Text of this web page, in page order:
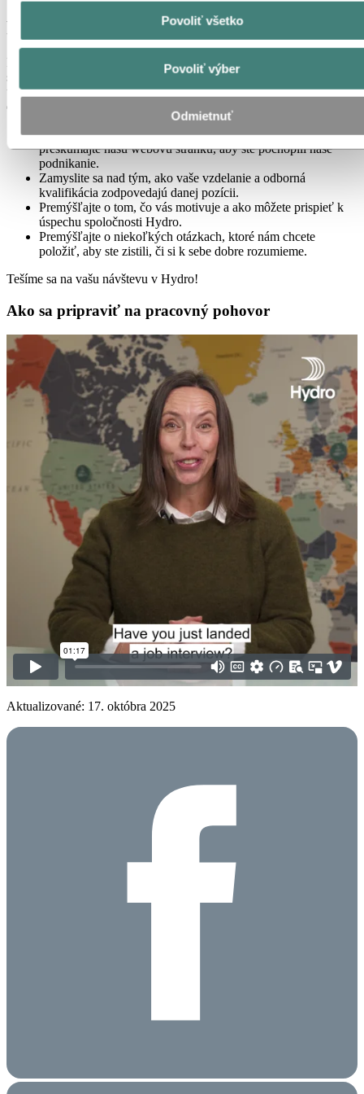
Povoliť všetko
Povoliť výber
Odmietnuť
Pripravte sa na pohovor
Počas pohovoru nás spoznáte trochu lepšie a my spoznáme vaše
skutočné ja. Naše pohovory sú navrhnuté tak, aby podporovali
úprimnosť a otvorenosť. Tu sú naše najlepšie tipy, ako urobiť skvelý
dojem:
Prezrite si našu sekciu Život v spoločnosti Hydro a
preskúmajte našu webovú stránku, aby ste pochopili naše
podnikanie.
Zamyslite sa nad tým, ako vaše vzdelanie a odborná
kvalifikácia zodpovedajú danej pozícii.
Premýšľajte o tom, čo vás motivuje a ako môžete prispieť k
úspechu spoločnosti Hydro.
Premýšľajte o niekoľkých otázkach, ktoré nám chcete
položiť, aby ste zistili, či si k sebe dobre rozumieme.
Tešíme sa na vašu návštevu v Hydro!
Ako sa pripraviť na pracovný pohovor
Aktualizované: 17. októbra 2025